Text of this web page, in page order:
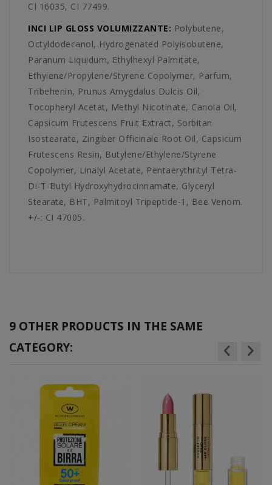
CI 16035, CI 77499.
INCI LIP GLOSS VOLUMIZZANTE: Polybutene,
Octyldodecanol, Hydrogenated Polyisobutene,
Paranum Liquidum, Ethylhexyl Palmitate,
Ethylene/Propylene/Styrene Copolymer, Parfum,
Tribehenin, Prunus Amygdalus Dulcis Oil,
Tocopheryl Acetat, Methyl Nicotinate, Canola Oil,
Capsicum Frutescens Fruit Extract, Sorbitan
Isostearate, Zingiber Officinale Root Oil, Capsicum
Frutescens Resin, Butylene/Ethylene/Styrene
Copolymer, Linalyl Acetate, Pentaerythrityl Tetra-
Di-T-Butyl Hydroxyhydrocinnamate, Glyceryl
Stearate, BHT, Palmitoyl Tripeptide-1, Bee Venom.
+/-: CI 47005.
9 OTHER PRODUCTS IN THE SAME
CATEGORY: